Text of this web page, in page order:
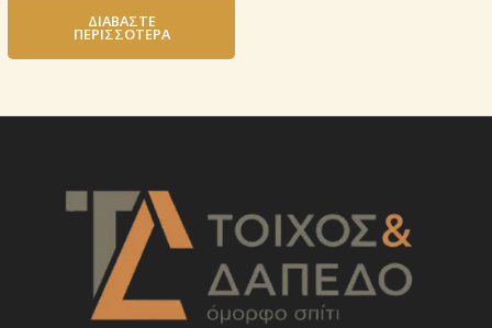
ΔΙΑΒΆΣΤΕ
ΠΕΡΙΣΣΌΤΕΡΑ